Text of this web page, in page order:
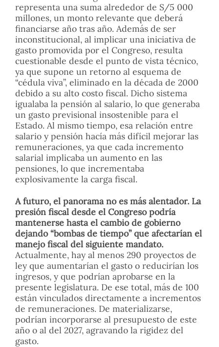
representa una suma alrededor de S/5 000
millones, un monto relevante que deberá
financiarse año tras año. Además de ser
inconstitucional, al implicar una iniciativa de
gasto promovida por el Congreso, resulta
cuestionable desde el punto de vista técnico,
ya que supone un retorno al esquema de
“cédula viva”, eliminado en la década de 2000
debido a su alto costo fiscal. Dicho sistema
igualaba la pensión al salario, lo que generaba
un gasto previsional insostenible para el
Estado. Al mismo tiempo, esa relación entre
salario y pensión hacía más difícil mejorar las
remuneraciones, ya que cada incremento
salarial implicaba un aumento en las
pensiones, lo que incrementaba
explosivamente la carga fiscal.
A futuro, el panorama no es más alentador. La
presión fiscal desde el Congreso podría
mantenerse hasta el cambio de gobierno
dejando “bombas de tiempo” que afectarían el
manejo fiscal del siguiente mandato.
Actualmente, hay al menos 290 proyectos de
ley que aumentarían el gasto o reducirían los
ingresos, y que podrían aprobarse en la
presente legislatura. De ese total, más de 100
están vinculados directamente a incrementos
de remuneraciones. De materializarse,
podrían incorporarse al presupuesto de este
año o al del 2027, agravando la rigidez del
gasto.